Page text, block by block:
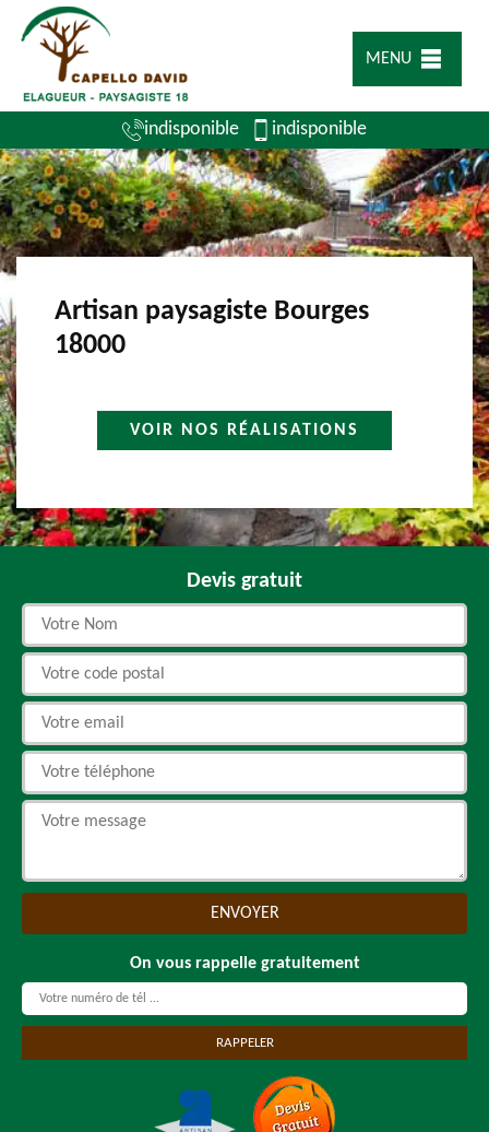
MENU
indisponible indisponible
Artisan paysagiste Bourges
18000
VOIR NOS RÉALISATIONS
Devis gratuit
On vous rappelle gratuitement